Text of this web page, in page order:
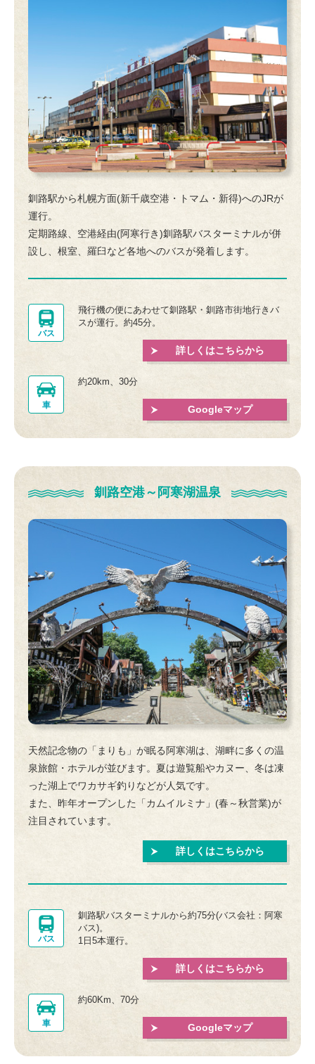
釧路駅から札幌方面(新千歳空港・トマム・新得)へのJRが
運行。
定期路線、空港経由(阿寒行き)釧路駅バスターミナルが併
設し、根室、羅臼など各地へのバスが発着します。
バス
飛行機の便にあわせて釧路駅・釧路市街地行きバ
スが運行。約45分。
詳しくはこちらから
車
約20km、30分
Googleマップ
釧路空港～阿寒湖温泉
天然記念物の「まりも」が眠る阿寒湖は、湖畔に多くの温
泉旅館・ホテルが並びます。夏は遊覧船やカヌー、冬は凍
った湖上でワカサギ釣りなどが人気です。
また、昨年オープンした「カムイルミナ」(春～秋営業)が
注目されています。
詳しくはこちらから
バス
釧路駅バスターミナルから約75分(バス会社：阿寒
バス)。
1日5本運行。
詳しくはこちらから
車
約60Km、70分
Googleマップ